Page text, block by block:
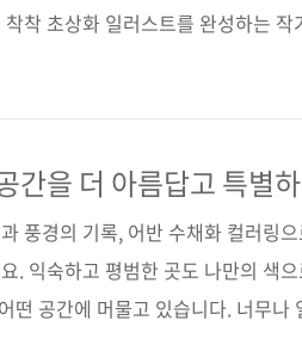
착 초상화 일러스트를 완성하는
와서 줄을 설 정도로 초상화 맛집입
토실토실하고 귀여운 노부부 일러
봄사무소의..
간을 더 아름답고 특별
풍경의 기록, 어반 수채화 컬러링
. 익숙하고 평범한 곳도 나만의 색
떤 공간에 머물고 있습니다. 너무나